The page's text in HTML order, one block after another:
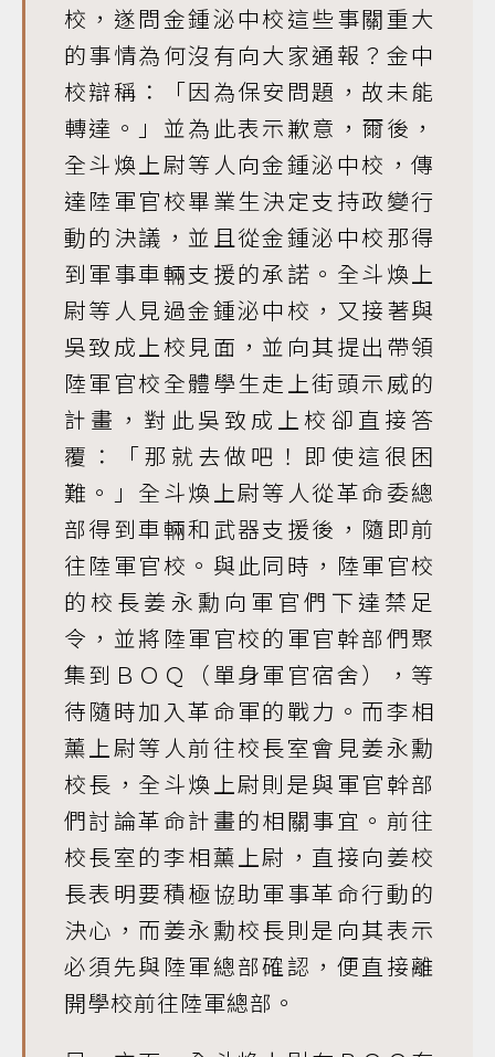
校，遂問金鍾泌中校這些事關重大
的事情為何沒有向大家通報？金中
校辯稱：「因為保安問題，故未能
轉達。」並為此表示歉意，爾後，
全斗煥上尉等人向金鍾泌中校，傳
達陸軍官校畢業生決定支持政變行
動的決議，並且從金鍾泌中校那得
到軍事車輛支援的承諾。全斗煥上
尉等人見過金鍾泌中校，又接著與
吳致成上校見面，並向其提出帶領
陸軍官校全體學生走上街頭示威的
計畫，對此吳致成上校卻直接答
覆：「那就去做吧！即使這很困
難。」全斗煥上尉等人從革命委總
部得到車輛和武器支援後，隨即前
往陸軍官校。與此同時，陸軍官校
的校長姜永勳向軍官們下達禁足
令，並將陸軍官校的軍官幹部們聚
集到ＢＯＱ（單身軍官宿舍），等
待隨時加入革命軍的戰力。而李相
薰上尉等人前往校長室會見姜永勳
校長，全斗煥上尉則是與軍官幹部
們討論革命計畫的相關事宜。前往
校長室的李相薰上尉，直接向姜校
長表明要積極協助軍事革命行動的
決心，而姜永勳校長則是向其表示
必須先與陸軍總部確認，便直接離
開學校前往陸軍總部。